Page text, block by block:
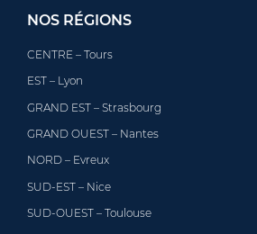
NOS RÉGIONS
CENTRE – Tours
EST – Lyon
GRAND EST – Strasbourg
GRAND OUEST – Nantes
NORD – Evreux
SUD-EST – Nice
SUD-OUEST – Toulouse